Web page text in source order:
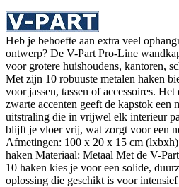
Heb je behoefte aan extra veel
ontwerp? De V-Part Pro-Line
voor grotere huishoudens, kantoren,
Met zijn 10 robuuste metalen haken
voor jassen, tassen of accessoires.
zwarte accenten geeft de kapstok een
uitstraling die in vrijwel elk interieur
blijft je vloer vrij, wat zorgt voor een
Afmetingen: 100 x 20 x 15 cm
haken Materiaal: Metaal Met de V-
10 haken kies je voor een solide,
oplossing die geschikt is voor